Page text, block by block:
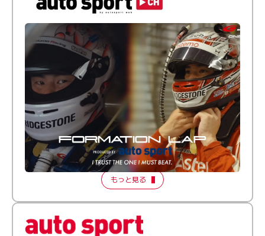
倒す相手を、信じてる。小林利徠斗 × 野村勇斗
【FORMATION LAP Produced by auto sport】
2026 Episode 2
もっと見る